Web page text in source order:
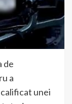
de
a
unei